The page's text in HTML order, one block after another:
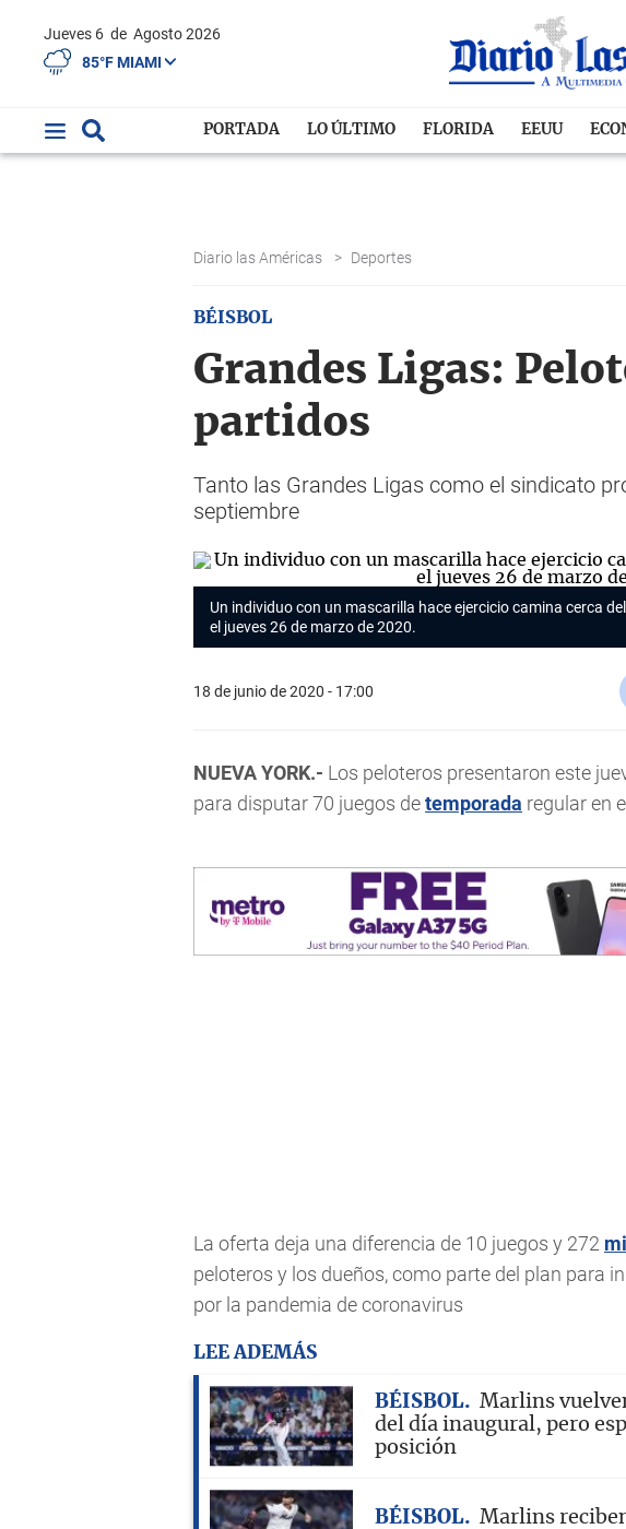
Jueves 6 de Agosto 2026
85°F MIAMI
PORTADA LO ÚLTIMO FLORIDA EEUU
Diario las Américas > Deportes
BÉISBOL
Grandes Ligas:
partidos
Tanto las Grandes Ligas como el sindicato
septiembre
Un individuo con un mascarilla hace ejercicio camina cerca
el jueves 26 de marzo de 2020.
18 de junio de 2020 - 17:00
NUEVA YORK.- Los peloteros presentaron este
para disputar 70 juegos detemporada regular en
La oferta deja una diferencia de 10 juegos y 272
peloteros y los dueños, como parte del plan para
por la pandemia de coronavirus
LEE ADEMÁS
BÉISBOL
Marlins
del día inaugural, pero
posición
BÉISBOL
Marlins